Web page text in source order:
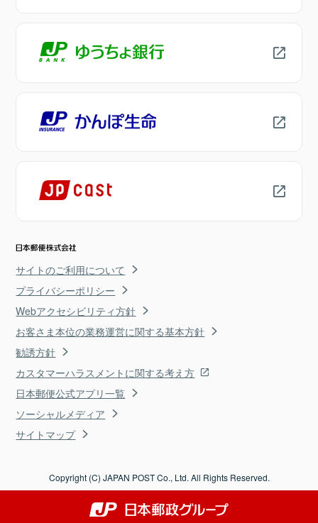
サイトのご利用について
プライバシーポリシー
Webアクセシビリティ方針
お客さま本位の業務運営に関する基本方針
勧誘方針
カスタマーハラスメントに関する考え方
日本郵便公式アプリ一覧
ソーシャルメディア
サイトマップ
Copyright (C) JAPAN POST Co., Ltd. All Rights Reserved.